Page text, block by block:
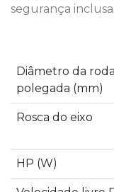
segurança inclusa.
Diâmetro da
polegada (mm)
Rosca do eixo
HP (W)